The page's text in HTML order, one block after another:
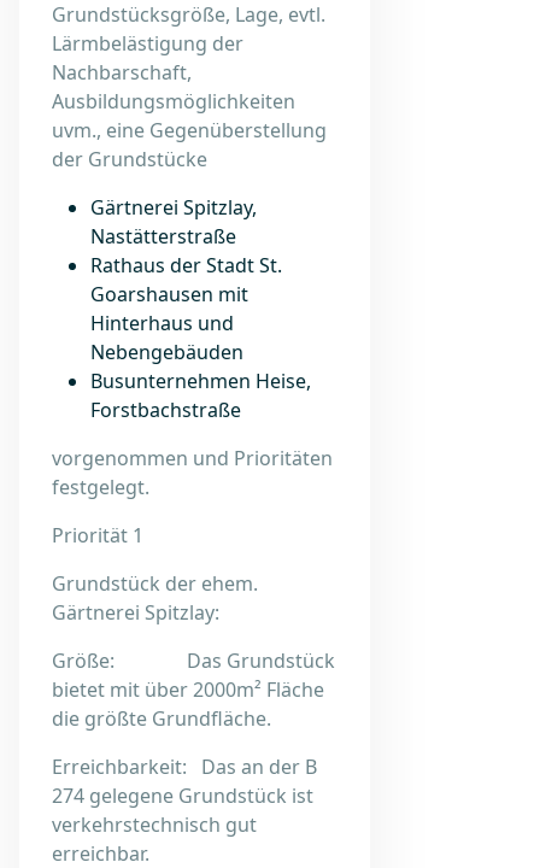
Grundstücksgröße, Lage, evtl.
Lärmbelästigung der
Nachbarschaft,
Ausbildungsmöglichkeiten
uvm., eine Gegenüberstellung
der Grundstücke
Gärtnerei Spitzlay,
Nastätterstraße
Rathaus der Stadt St.
Goarshausen mit
Hinterhaus und
Nebengebäuden
Busunternehmen Heise,
Forstbachstraße
vorgenommen und Prioritäten
festgelegt.
Priorität 1
Grundstück der ehem.
Gärtnerei Spitzlay:
Größe: Das Grundstück
bietet mit über 2000m² Fläche
die größte Grundfläche.
Erreichbarkeit: Das an der B
274 gelegene Grundstück ist
verkehrstechnisch gut
erreichbar.